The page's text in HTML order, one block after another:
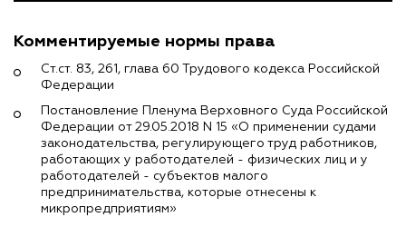
Комментируемые нормы права
Ст.ст. 83, 261, глава 60 Трудового кодекса Российской
Федерации
Постановление Пленума Верховного Суда Российской
Федерации от 29.05.2018 N 15 «О применении судами
законодательства, регулирующего труд работников,
работающих у работодателей - физических лиц и у
работодателей - субъектов малого
предпринимательства, которые отнесены к
микропредприятиям»